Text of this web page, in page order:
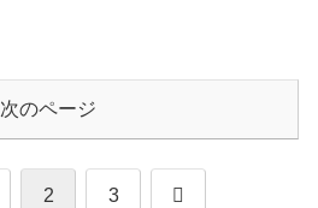
次のページ
2 3 次